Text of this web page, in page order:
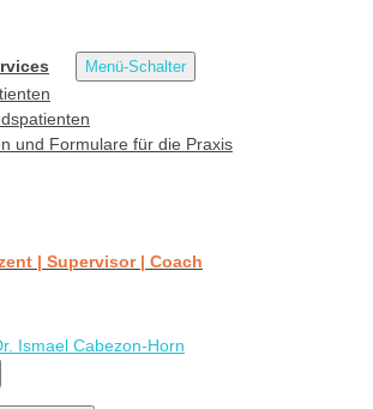
Menü-Schalter
und Formulare für die Praxis
| Supervisor | Coach